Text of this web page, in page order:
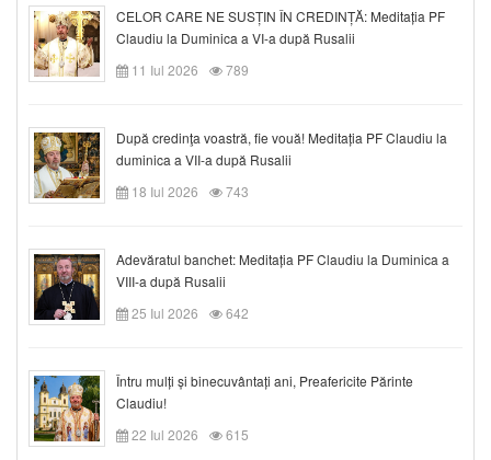
CELOR CARE NE SUSȚIN ÎN CREDINȚĂ: Meditația PF
Claudiu la Duminica a VI-a după Rusalii
11 Iul 2026
789
După credinţa voastră, fie vouă! Meditația PF Claudiu la
duminica a VII-a după Rusalii
18 Iul 2026
743
Adevăratul banchet: Meditația PF Claudiu la Duminica a
VIII-a după Rusalii
25 Iul 2026
642
Întru mulți și binecuvântați ani, Preafericite Părinte
Claudiu!
22 Iul 2026
615